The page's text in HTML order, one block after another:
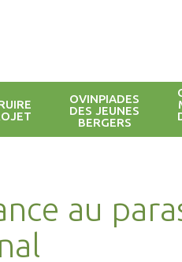
OVINPIADES
DES JEUNES
BERGERS
au